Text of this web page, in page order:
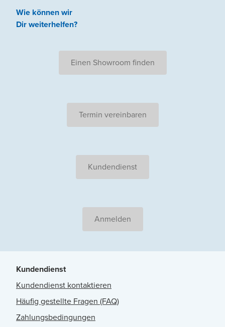
Wie können wir
Dir weiterhelfen?
Einen Showroom finden
Termin vereinbaren
Kundendienst
Anmelden
Kundendienst
Kundendienst kontaktieren
Häufig gestellte Fragen (FAQ)
Zahlungsbedingungen